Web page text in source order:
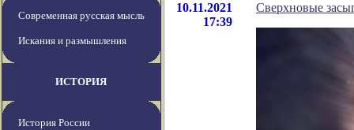
Современная русская мысль
Искания и размышления
ИСТОРИЯ
История России
10.11.2021
17:39
Сверхновые